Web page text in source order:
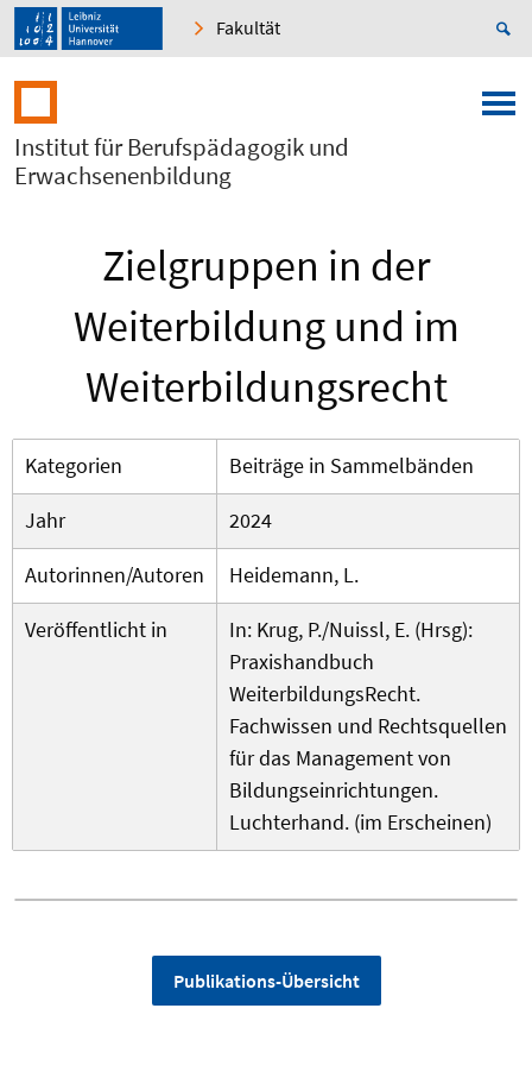
Fakultät
Institut für Berufspädagogik und
Erwachsenenbildung
Zielgruppen in der
Weiterbildung und im
Weiterbildungsrecht
Kategorien
Beiträge in Sammelbänden
Jahr
2024
Autorinnen/Autoren
Heidemann, L.
Veröffentlicht in
In: Krug, P./Nuissl, E. (Hrsg):
Praxishandbuch
WeiterbildungsRecht.
Fachwissen und Rechtsquellen
für das Management von
Bildungseinrichtungen.
Luchterhand. (im Erscheinen)
Publikations-Übersicht